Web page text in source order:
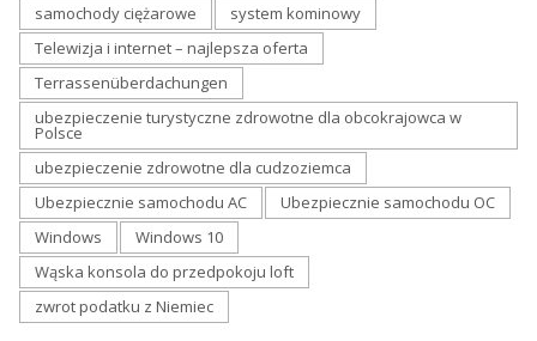
samochody ciężarowe
system kominowy
Telewizja i internet – najlepsza oferta
Terrassenüberdachungen
ubezpieczenie turystyczne zdrowotne dla obcokrajowca w
Polsce
ubezpieczenie zdrowotne dla cudzoziemca
Ubezpiecznie samochodu AC
Ubezpiecznie samochodu OC
Windows
Windows 10
Wąska konsola do przedpokoju loft
zwrot podatku z Niemiec